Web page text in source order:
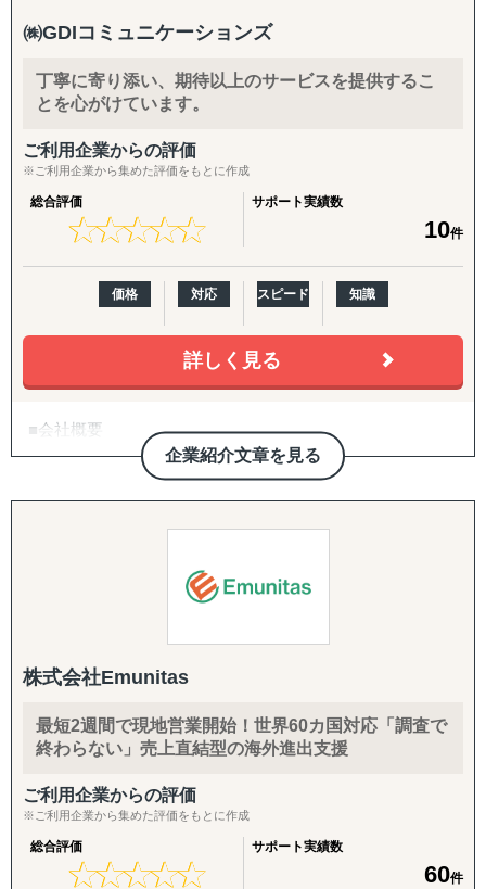
きました。商談の調整、取引先の探索、交渉、制度の確認
いまは台湾在住の代表として、交渉も探索も制度対応も、
から最後まで一通り対応できます。
台湾で結果を出すには、現地で動けるパートナーが要りま
㈱GDIコミュニケーションズ
丁寧に寄り添い、期待以上のサービスを提供するこ
とを心がけています。
ご利用企業からの評価
※ご利用企業から集めた評価をもとに作成
総合評価
★★★★★
★★★★★
サポート実績数
10件
価格 対応 スピード 知識
詳しく見る
企業紹介文章を見る
■会社概要
・日本国内、海外の両方に人材を提供
・海外進出を目指す企業向けに、日本で人材育成（グロー
バルマインド研修など）を実施
①グローバル人材の提供
・国内/海外で働く人材を紹介
・ITエンジニア、海外営業、海外拠点支店長、グローバル
人事など
・日本から海外市場へ向けた人材リクルート
②コミュニケーション研修
・異文化理解研修をベースとした研修
・15年の研修実績
・企業ごとに最適化された「グローバル人材育成モデル」
を提供
株式会社Emunitas
最短2週間で現地営業開始！世界60カ国対応「調査で
終わらない」売上直結型の海外進出支援
ご利用企業からの評価
※ご利用企業から集めた評価をもとに作成
総合評価
★★★★★
★★★★★
サポート実績数
60件